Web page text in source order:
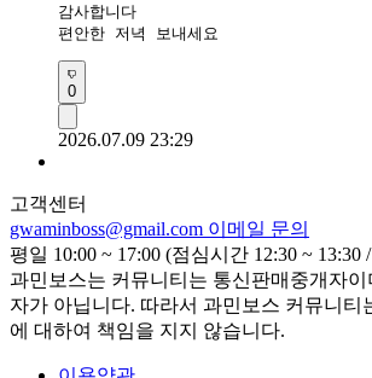
감사합니다
편안한 저녁 보내세요
0
2026.07.09 23:29
고객센터
gwaminboss@gmail.com 이메일 문의
평일 10:00 ~ 17:00 (점심시간 12:30 ~
과민보스는 커뮤니티는 통신판매중개자
자가 아닙니다. 따라서 과민보스 커뮤니티
에 대하여 책임을 지지 않습니다.